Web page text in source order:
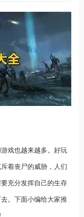
戏也越来越多。好玩
着丧尸的威胁，人们
充分发挥自己的生存
。下面小编给大家推